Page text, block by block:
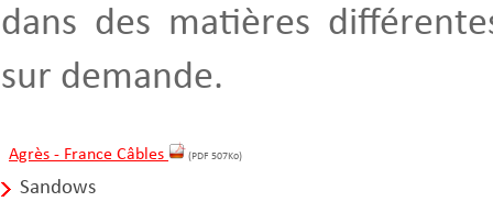
dans des matières
sur demande.
Agrès - France Câbles (PDF 507Ko)
Sandows